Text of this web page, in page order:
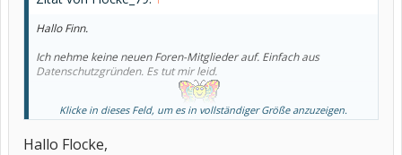
Hallo Finn.
Ich nehme keine neuen Foren-Mitglieder auf. Einfach aus
Datenschutzgründen. Es tut mir leid.
Ist nicht persönlich gemeint
Klicke in dieses Feld, um es in vollständiger Größe anzuzeigen.
Hallo Flocke,